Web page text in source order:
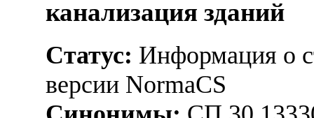
канализация зданий
Статус: Информация о
версии NormaCS